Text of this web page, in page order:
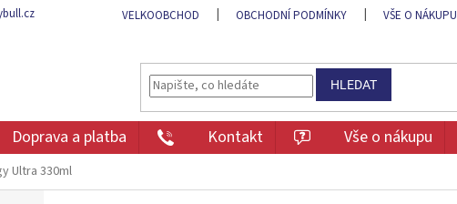
VELKOOBCHOD OBCHODNÍ PODMÍNKY VŠE O NÁKUPU
HLEDAT
Doprava a platba Kontakt Vše o nákupu
Ultra 330ml